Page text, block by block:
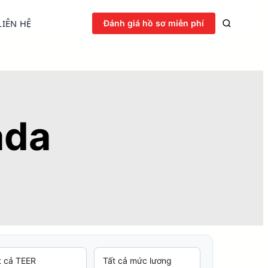
HỆ Đánh giá hồ sơ miễn phí